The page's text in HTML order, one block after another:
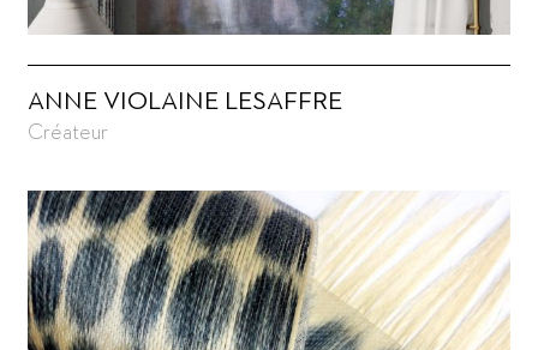
ANNE VIOLAINE LESAFFRE
Créateur